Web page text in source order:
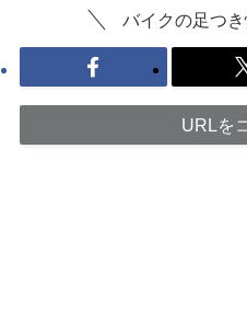
バイクの足つき
URLを